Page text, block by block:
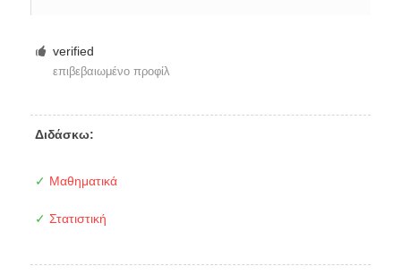
verified
επιβεβαιωμένο προφίλ
Διδάσκω:
✓ Μαθηματικά
✓ Στατιστική